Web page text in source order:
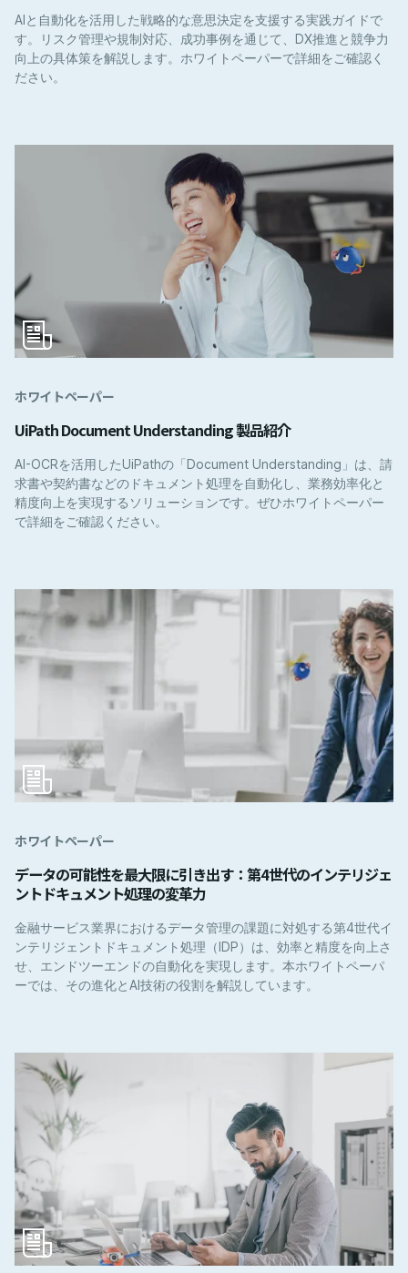
AIと自動化を活用した戦略的な意思決定を支援する実践ガイドで
す。リスク管理や規制対応、成功事例を通じて、DX推進と競争力
向上の具体策を解説します。ホワイトペーパーで詳細をご確認く
ださい。
ホワイトペーパー
UiPath Document Understanding 製品紹介
AI-OCRを活用したUiPathの「Document Understanding」は、請
求書や契約書などのドキュメント処理を自動化し、業務効率化と
精度向上を実現するソリューションです。ぜひホワイトペーパー
で詳細をご確認ください。
ホワイトペーパー
データの可能性を最大限に引き出す：第4世代のインテリジェ
ントドキュメント処理の変革力
金融サービス業界におけるデータ管理の課題に対処する第4世代イ
ンテリジェントドキュメント処理（IDP）は、効率と精度を向上さ
せ、エンドツーエンドの自動化を実現します。本ホワイトペーパ
ーでは、その進化とAI技術の役割を解説しています。